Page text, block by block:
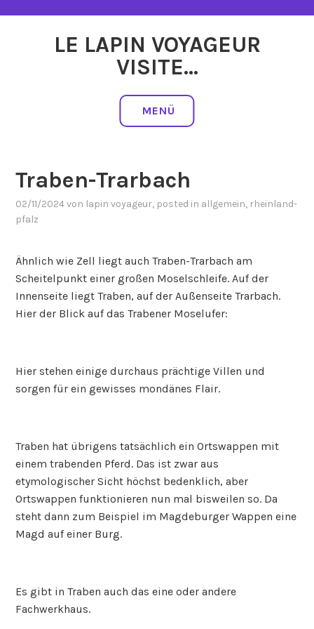
LE LAPIN VOYAGEUR
VISITE…
MENÜ
Traben-Trarbach
02/11/2024von lapin voyageur, posted in allgemein, rheinland-
pfalz
Ähnlich wie Zell liegt auch Traben-Trarbach am
Scheitelpunkt einer großen Moselschleife. Auf der
Innenseite liegt Traben, auf der Außenseite Trarbach.
Hier der Blick auf das Trabener Moselufer:
Hier stehen einige durchaus prächtige Villen und
sorgen für ein gewisses mondänes Flair.
Traben hat übrigens tatsächlich ein Ortswappen mit
einem trabenden Pferd. Das ist zwar aus
etymologischer Sicht höchst bedenklich, aber
Ortswappen funktionieren nun mal bisweilen so. Da
steht dann zum Beispiel im Magdeburger Wappen eine
Magd auf einer Burg.
Es gibt in Traben auch das eine oder andere
Fachwerkhaus.